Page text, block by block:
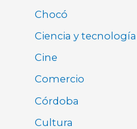
Chocó
Ciencia y tecnología
Cine
Comercio
Córdoba
Cultura